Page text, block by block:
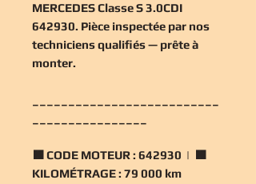
MERCEDES Classe S 3.0CDI
642930. Pièce inspectée par nos
techniciens qualifiés — prête à
monter.
🟧CODE MOTEUR : 642930 | 🟧
KILOMÉTRAGE : 79 000 km